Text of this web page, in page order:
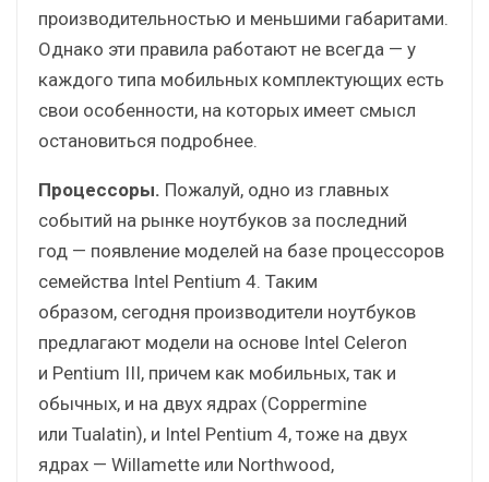
производительностью и меньшими габаритами.
Однако эти правила работают не всегда — у
каждого типа мобильных комплектующих есть
свои особенности, на которых имеет смысл
остановиться подробнее.
Процессоры. Пожалуй, одно из главных
событий на рынке ноутбуков за последний
год — появление моделей на базе процессоров
семейства Intel Pentium 4. Таким
образом, сегодня производители ноутбуков
предлагают модели на основе Intel Celeron
и Pentium III, причем как мобильных, так и
обычных, и на двух ядрах (Coppermine
или Tualatin), и Intel Pentium 4, тоже на двух
ядрах — Willamette или Northwood,